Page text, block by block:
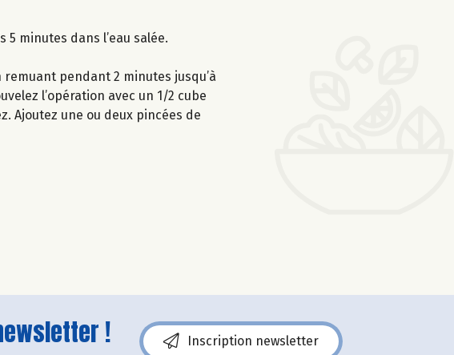
minutes dans l’eau salée.
remuant pendant 2 minutes jusqu’à
l’opération avec un 1/2 cube
Ajoutez une ou deux pincées de
! Inscription newsletter